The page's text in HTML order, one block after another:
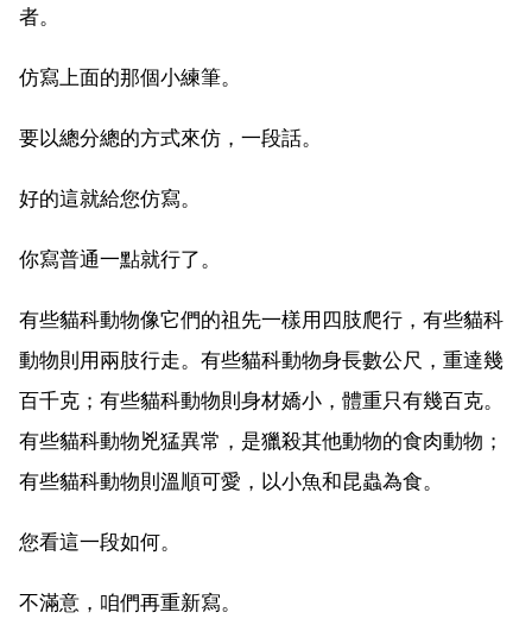
者。
仿寫上面的那個小練筆。
要以總分總的方式來仿，一段話。
好的這就給您仿寫。
你寫普通一點就行了。
有些貓科動物像它們的祖先一樣用四肢爬行，有些貓科
動物則用兩肢行走。有些貓科動物身長數公尺，重達幾
百千克；有些貓科動物則身材嬌小，體重只有幾百克。
有些貓科動物兇猛異常，是獵殺其他動物的食肉動物；
有些貓科動物則溫順可愛，以小魚和昆蟲為食。
您看這一段如何。
不滿意，咱們再重新寫。